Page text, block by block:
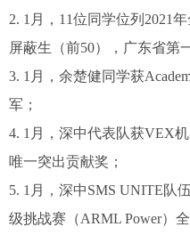
2. 1月，11位同学位列2021
屏蔽生（前50），广东省第
3. 1月，余楚健同学获
军；
4. 1月，深中代表队获VEX
唯一突出贡献奖；
5. 1月，深中SMS UNITE队
级挑战赛（ARML Power）